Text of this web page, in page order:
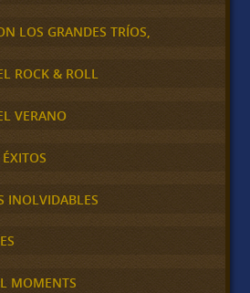
LOS GRANDES TRÍOS,
ROCK & ROLL
VERANO
INOLVIDABLES
MOMENTS